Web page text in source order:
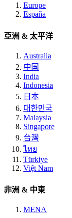
Europe
España
亞洲 & 太平洋
Australia
中国
India
Indonesia
日本
대한민국
Malaysia
Singapore
台灣
ไทย
Türkiye
Việt Nam
非洲 & 中東
MENA